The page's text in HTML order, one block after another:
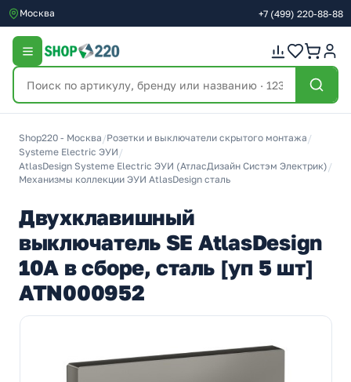
Москва +7 (499) 220-88-88
Shop220 - Москва /Розетки и выключатели скрытого монтажа /
Systeme Electric ЭУИ /
AtlasDesign Systeme Electric ЭУИ (АтласДизайн Систэм Электрик) /
Механизмы коллекции ЭУИ AtlasDesign сталь
Двухклавишный
выключатель SE AtlasDesign
10A в сборе, сталь [уп 5 шт]
ATN000952